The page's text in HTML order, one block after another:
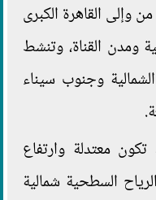
وإلى القاهرة الكبرى
ومدن القناة، وتنشط
وجنوب سيناء
تكون معتدلة وارتفاع
والرياح السطحية شمالية